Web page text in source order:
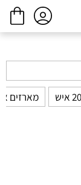
מארזים